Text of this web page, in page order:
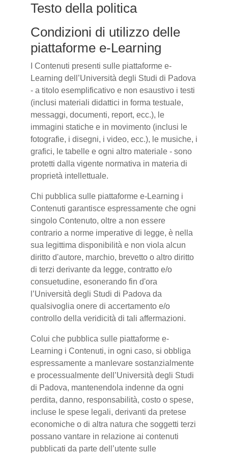
Testo della politica
Condizioni di utilizzo delle
piattaforme e-Learning
I Contenuti presenti sulle piattaforme e-
Learning dell’Università degli Studi di Padova
- a titolo esemplificativo e non esaustivo i testi
(inclusi materiali didattici in forma testuale,
messaggi, documenti, report, ecc.), le
immagini statiche e in movimento (inclusi le
fotografie, i disegni, i video, ecc.), le musiche, i
grafici, le tabelle e ogni altro materiale - sono
protetti dalla vigente normativa in materia di
proprietà intellettuale.
Chi pubblica sulle piattaforme e-Learning i
Contenuti garantisce espressamente che ogni
singolo Contenuto, oltre a non essere
contrario a norme imperative di legge, è nella
sua legittima disponibilità e non viola alcun
diritto d'autore, marchio, brevetto o altro diritto
di terzi derivante da legge, contratto e/o
consuetudine, esonerando fin d'ora
l’Università degli Studi di Padova da
qualsivoglia onere di accertamento e/o
controllo della veridicità di tali affermazioni.
Colui che pubblica sulle piattaforme e-
Learning i Contenuti, in ogni caso, si obbliga
espressamente a manlevare sostanzialmente
e processualmente dell’Università degli Studi
di Padova, mantenendola indenne da ogni
perdita, danno, responsabilità, costo o spese,
incluse le spese legali, derivanti da pretese
economiche o di altra natura che soggetti terzi
possano vantare in relazione ai contenuti
pubblicati da parte dell’utente sulle